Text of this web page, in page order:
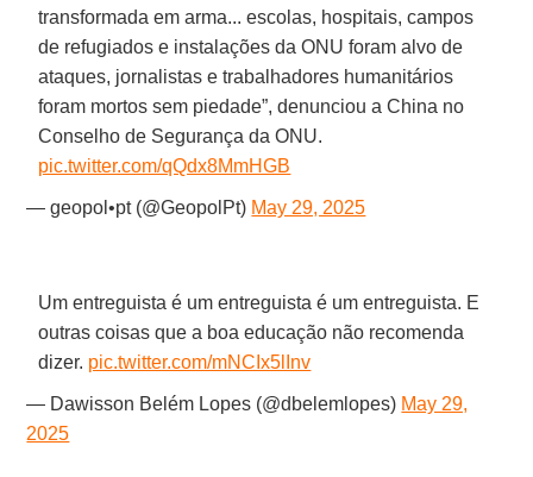
transformada em arma... escolas, hospitais, campos
de refugiados e instalações da ONU foram alvo de
ataques, jornalistas e trabalhadores humanitários
foram mortos sem piedade”, denunciou a China no
Conselho de Segurança da ONU.
pic.twitter.com/qQdx8MmHGB
— geopol•pt (@GeopolPt) May 29, 2025
Um entreguista é um entreguista é um entreguista. E
outras coisas que a boa educação não recomenda
dizer. pic.twitter.com/mNCIx5lInv
— Dawisson Belém Lopes (@dbelemlopes) May 29,
2025